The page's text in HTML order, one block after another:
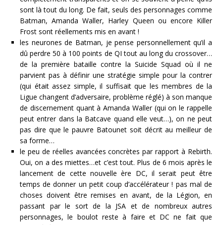
sont là tout du long. De fait, seuls des personnages comme
Batman, Amanda Waller, Harley Queen ou encore Killer
Frost sont réellements mis en avant !
les neurones de Batman, je pense personnellement qu’il a
dû perdre 50 à 100 points de QI tout au long du crossover…
de la première bataille contre la Suicide Squad où il ne
parvient pas à définir une stratégie simple pour la contrer
(qui était assez simple, il suffisait que les membres de la
Ligue changent d’adversaire, problème réglé) à son manque
de discernement quant à Amanda Waller (qui on le rappelle
peut entrer dans la Batcave quand elle veut…), on ne peut
pas dire que le pauvre Batounet soit décrit au meilleur de
sa forme…
le peu de réelles avancées concrètes par rapport à Rebirth.
Oui, on a des miettes…et c’est tout. Plus de 6 mois après le
lancement de cette nouvelle ère DC, il serait peut être
temps de donner un petit coup d’accélérateur ! pas mal de
choses doivent être remises en avant, de la Légion, en
passant par le sort de la JSA et de nombreux autres
personnages, le boulot reste à faire et DC ne fait que